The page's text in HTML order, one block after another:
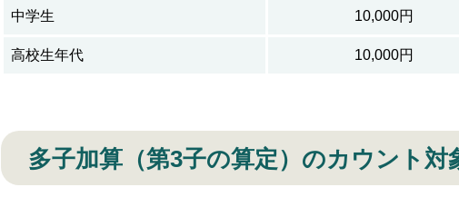
中学生 10,000円
高校生年代 10,000円
多子加算（第3子の算定）のカウント対